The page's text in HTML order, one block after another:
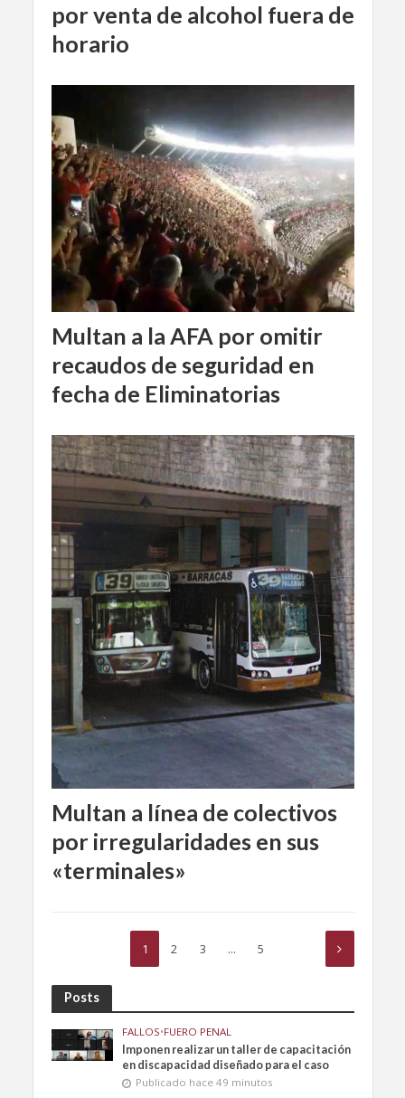
por venta de alcohol fuera de
horario
Multan a la AFA por omitir
recaudos de seguridad en
fecha de Eliminatorias
Multan a línea de colectivos
por irregularidades en sus
«terminales»
1 2 3 … 5
Posts
FALLOS•FUERO PENAL
Imponen realizar un taller de capacitación
en discapacidad diseñado para el caso
Publicado hace 49 minutos